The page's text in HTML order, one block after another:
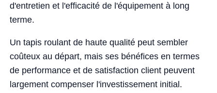
d'entretien et l'efficacité de l'équipement à long
terme.
Un tapis roulant de haute qualité peut sembler
coûteux au départ, mais ses bénéfices en termes
de performance et de satisfaction client peuvent
largement compenser l'investissement initial.